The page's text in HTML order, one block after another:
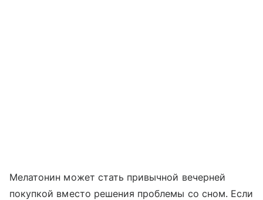
Мелатонин может стать привычной вечерней
покупкой вместо решения проблемы со сном. Если